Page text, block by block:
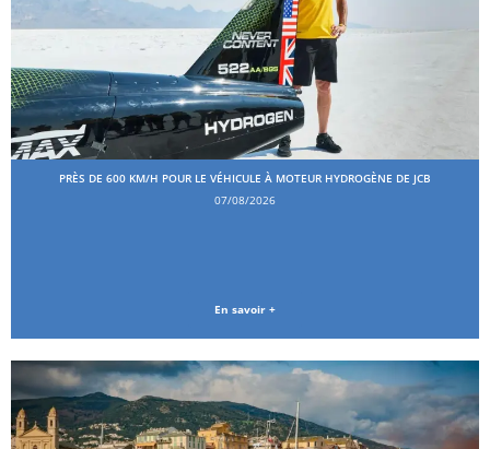
PRÈS DE 600 KM/H POUR LE VÉHICULE À MOTEUR HYDROGÈNE DE JCB
07/08/2026
En savoir +